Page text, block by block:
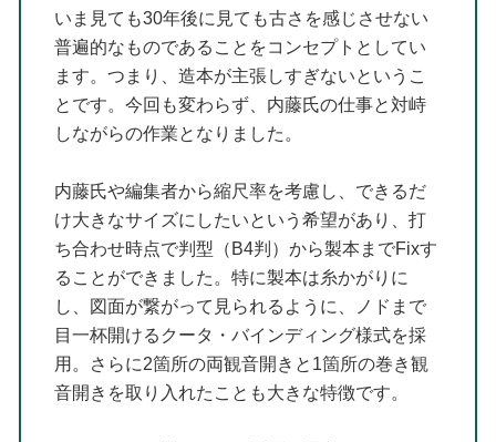
いま見ても30年後に見ても古さを感じさせない
普遍的なものであることをコンセプトとしてい
ます。つまり、造本が主張しすぎないというこ
とです。今回も変わらず、内藤氏の仕事と対峙
しながらの作業となりました。
内藤氏や編集者から縮尺率を考慮し、できるだ
け大きなサイズにしたいという希望があり、打
ち合わせ時点で判型（B4判）から製本までFixす
ることができました。特に製本は糸かがりに
し、図面が繋がって見られるように、ノドまで
目一杯開けるクータ・バインディング様式を採
用。さらに2箇所の両観音開きと1箇所の巻き観
音開きを取り入れたことも大きな特徴です。